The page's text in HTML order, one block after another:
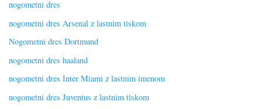
nogometni dres
nogometni dres Arsenal z lastnim tiskom
Nogometni dres Dortmund
nogometni dres haaland
nogometni dres Inter Miami z lastnim imenom
nogometni dres Juventus z lastnim tiskom